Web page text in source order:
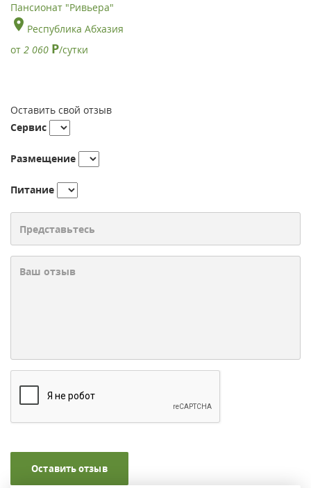
Пансионат "Ривьера"
Республика Абхазия
от 2 060 Р/сутки
Оставить свой отзыв
Сервис
Размещение
Питание
Оставить отзыв